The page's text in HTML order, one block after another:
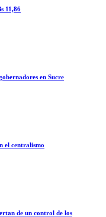
11,86
en Sucre
el centralismo
de un control de los